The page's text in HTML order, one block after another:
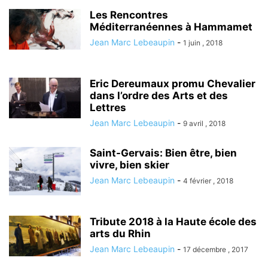
Les Rencontres
Méditerranéennes à Hammamet
Jean Marc Lebeaupin - 1 juin , 2018
Eric Dereumaux promu Chevalier
dans l’ordre des Arts et des
Lettres
Jean Marc Lebeaupin - 9 avril , 2018
Saint-Gervais: Bien être, bien
vivre, bien skier
Jean Marc Lebeaupin - 4 février , 2018
Tribute 2018 à la Haute école des
arts du Rhin
Jean Marc Lebeaupin - 17 décembre , 2017